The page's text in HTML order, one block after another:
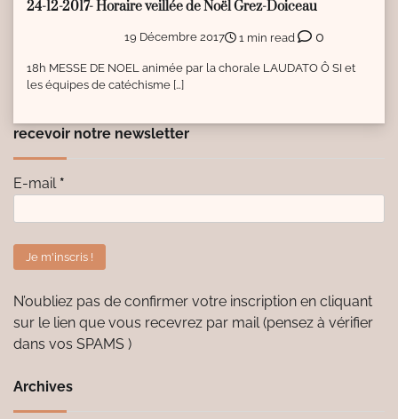
24-12-2017- Horaire veillée de Noël Grez-Doiceau
19 Décembre 2017 1 min read 0
18h MESSE DE NOEL animée par la chorale LAUDATO Ô SI et
les équipes de catéchisme […]
recevoir notre newsletter
E-mail *
N’oubliez pas de confirmer votre inscription en cliquant
sur le lien que vous recevrez par mail (pensez à vérifier
dans vos SPAMS )
Archives